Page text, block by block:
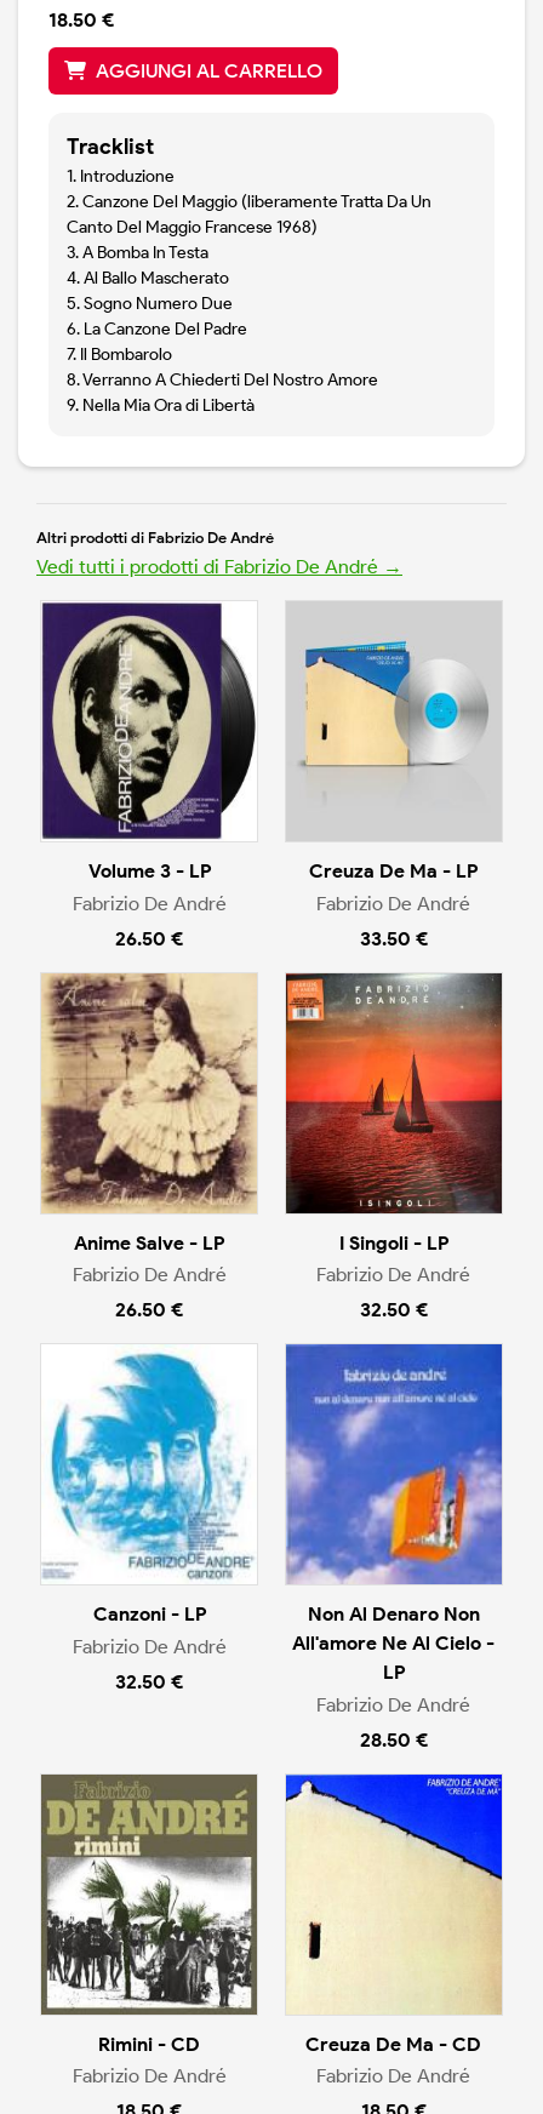
18.50 €
AGGIUNGI AL CARRELLO
Tracklist
1. Introduzione
2. Canzone Del Maggio (liberamente Tratta Da Un
Canto Del Maggio Francese 1968)
3. A Bomba In Testa
4. Al Ballo Mascherato
5. Sogno Numero Due
6. La Canzone Del Padre
7. Il Bombarolo
8. Verranno A Chiederti Del Nostro Amore
9. Nella Mia Ora di Libertà
Altri prodotti di Fabrizio De André
Vedi tutti i prodotti di Fabrizio De André →
Volume 3 - LP
Fabrizio De André
26.50 €
Creuza De Ma - LP
Fabrizio De André
33.50 €
Anime Salve - LP
Fabrizio De André
26.50 €
I Singoli - LP
Fabrizio De André
32.50 €
Canzoni - LP
Fabrizio De André
32.50 €
Non Al Denaro Non
All'amore Ne Al Cielo -
LP
Fabrizio De André
28.50 €
Rimini - CD
Fabrizio De André
Creuza De Ma - CD
Fabrizio De André